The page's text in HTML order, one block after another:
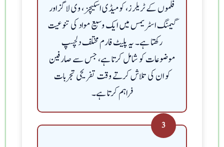
فلموں کے ٹریلرز، کومیڈی اسکیچز، وی لاگز اور
گیمنگ اسٹریمس میں ایک وسیع مواد کی تنوعیت
رکھتا ہے۔ یہ پلیٹ فارم مختلف دلچسپ
موضوعات کو شامل کرتا ہے، جس سے صارفین
کو ان کی تلاش کرتے وقت تفریحی تجربات
فراہم کرتا ہے۔
3